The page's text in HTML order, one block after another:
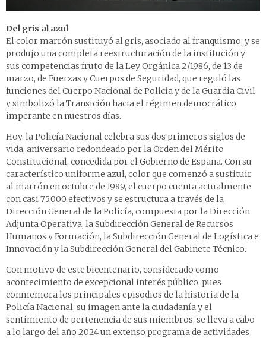
Del gris al azul
El color marrón sustituyó al gris, asociado al franquismo, y se
produjo una completa reestructuración de la institución y
sus competencias fruto de la Ley Orgánica 2/1986, de 13 de
marzo, de Fuerzas y Cuerpos de Seguridad, que reguló las
funciones del Cuerpo Nacional de Policía y de la Guardia Civil
y simbolizó la Transición hacia el régimen democrático
imperante en nuestros días.
Hoy, la Policía Nacional celebra sus dos primeros siglos de
vida, aniversario redondeado por la Orden del Mérito
Constitucional, concedida por el Gobierno de España. Con su
característico uniforme azul, color que comenzó a sustituir
al marrón en octubre de 1989, el cuerpo cuenta actualmente
con casi 75.000 efectivos y se estructura a través de la
Dirección General de la Policía, compuesta por la Dirección
Adjunta Operativa, la Subdirección General de Recursos
Humanos y Formación, la Subdirección General de Logística e
Innovación y la Subdirección General del Gabinete Técnico.
Con motivo de este bicentenario, considerado como
acontecimiento de excepcional interés público, pues
conmemora los principales episodios de la historia de la
Policía Nacional, su imagen ante la ciudadanía y el
sentimiento de pertenencia de sus miembros, se lleva a cabo
a lo largo del año 2024 un extenso programa de actividades